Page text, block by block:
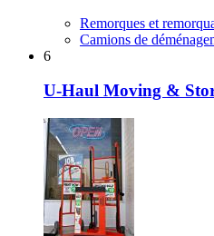
Remorques et
Camions de
6
U-Haul Moving &